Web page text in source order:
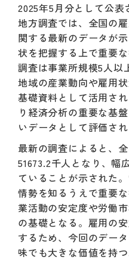
2025年5月分として公
地方調査では、全国の
関する最新のデータが
状を把握する上で重要
調査は事業所規模5人以
地域の産業動向や雇用
基礎資料として活用さ
り経済分析の重要な基
いデータとして評価され
最新の調査によると、
51673.2千人となり、幅
ていることが示された
情勢を知るうえで重要
業活動の安定度や労働
の基礎となる。雇用の
するため、今回のデー
味でも大きな価値を持つ